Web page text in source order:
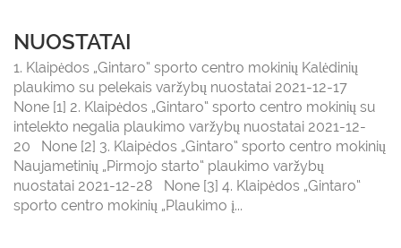
NUOSTATAI
1. Klaipėdos „Gintaro“ sporto centro mokinių Kalėdinių
plaukimo su pelekais varžybų nuostatai 2021-12-17
None [1] 2. Klaipėdos „Gintaro“ sporto centro mokinių su
intelekto negalia plaukimo varžybų nuostatai 2021-12-
20 None [2] 3. Klaipėdos „Gintaro“ sporto centro mokinių
Naujametinių „Pirmojo starto“ plaukimo varžybų
nuostatai 2021-12-28 None [3] 4. Klaipėdos „Gintaro“
sporto centro mokinių „Plaukimo į...